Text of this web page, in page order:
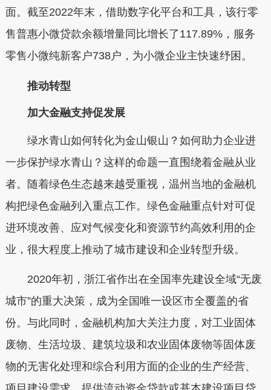
面。截至2022年末，借助数字化平台和工具，该行零
售普惠小微贷款余额增量同比增长了117.89%，服务
零售小微纯新客户738户，为小微企业主快速纾困。
推动转型
加大金融支持促发展
绿水青山如何转化为金山银山？如何助力企业进
一步保护绿水青山？这样的命题一直围绕着金融从业
者。随着绿色生态越来越受重视，温州当地的金融机
构把绿色金融列入重点工作。绿色金融重点针对可促
进环境改善、应对气候变化和资源节约高效利用的企
业，很大程度上推动了城市建设和企业转型升级。
2020年初，浙江省作出在全国率先建设全域“无废
城市”的重大决策，成为全国唯一设区市全覆盖的省
份。与此同时，金融机构加大关注力度，对工业固体
废物、生活垃圾、建筑垃圾和农业固体废物等固体废
物的无害化处理和综合利用方面的企业的生产经营、